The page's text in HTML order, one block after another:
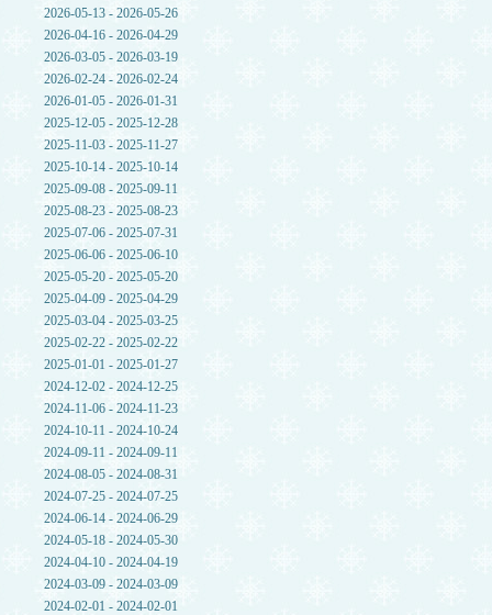
2026-05-13 - 2026-05-26
2026-04-16 - 2026-04-29
2026-03-05 - 2026-03-19
2026-02-24 - 2026-02-24
2026-01-05 - 2026-01-31
2025-12-05 - 2025-12-28
2025-11-03 - 2025-11-27
2025-10-14 - 2025-10-14
2025-09-08 - 2025-09-11
2025-08-23 - 2025-08-23
2025-07-06 - 2025-07-31
2025-06-06 - 2025-06-10
2025-05-20 - 2025-05-20
2025-04-09 - 2025-04-29
2025-03-04 - 2025-03-25
2025-02-22 - 2025-02-22
2025-01-01 - 2025-01-27
2024-12-02 - 2024-12-25
2024-11-06 - 2024-11-23
2024-10-11 - 2024-10-24
2024-09-11 - 2024-09-11
2024-08-05 - 2024-08-31
2024-07-25 - 2024-07-25
2024-06-14 - 2024-06-29
2024-05-18 - 2024-05-30
2024-04-10 - 2024-04-19
2024-03-09 - 2024-03-09
2024-02-01 - 2024-02-01